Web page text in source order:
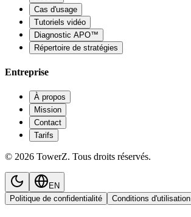
Cas d'usage
Tutoriels vidéo
Diagnostic APO™
Répertoire de stratégies
Entreprise
À propos
Mission
Contact
Tarifs
© 2026 TowerZ. Tous droits réservés.
EN
Politique de confidentialité
Conditions d'utilisation